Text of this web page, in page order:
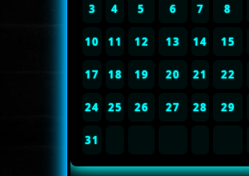
3 4 5 6 7 8
10 11 12 13 14 15
17 18 19 20 21 22
24 25 26 27 28 29
31